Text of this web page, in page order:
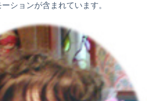
ションが含まれています。